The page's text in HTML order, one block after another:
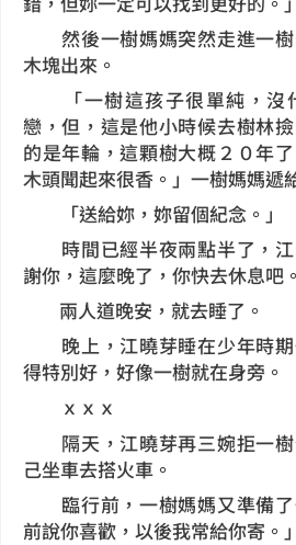
然後一樹媽媽突然走進一樹
木塊出來。
「一樹這孩子很單純，沒
戀，但，這是他小時候去樹林
的是年輪，這顆樹大概２０年
木頭聞起來很香。」一樹媽媽遞
「送給妳，妳留個紀念。」
時間已經半夜兩點半了，江
謝你，這麼晚了，你快去休息吧
兩人道晚安，就去睡了。
晚上，江曉芽睡在少年時期
得特別好，好像一樹就在身旁。
ｘｘｘ
隔天，江曉芽再三婉拒一樹
己坐車去搭火車。
臨行前，一樹媽媽又準備了
前說你喜歡，以後我常給你寄。」